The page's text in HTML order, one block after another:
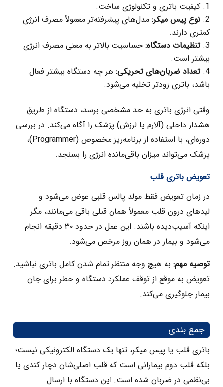
کیفیت باتری و تکنولوژی ساخت.
نوع پیس‌ میکر:مدل‌های پیشرفته‌تر معمولاً مصرف انرژی
کمتری دارند.
تنظیمات دستگاه:حساسیت بالاتر به معنی مصرف انرژی
بیشتر است.
تعداد ضربان‌های تحریکی:هر چه دستگاه بیشتر فعال
باشد، باتری زودتر تخلیه می‌شود.
وقتی انرژی باتری به حد مشخصی برسد، دستگاه از طریق
هشدار داخلی (آلارم یا لرزش) پزشک را آگاه می‌کند. در بررسی
دوره‌ای، با استفاده از برنامه‌ریز مخصوص (Programmer)،
پزشک می‌تواند میزان باقی‌مانده انرژی را بسنجد.
تعویض باتری قلب
در زمان تعویض فقط مولد پالس قلبی عوض می‌شود و
لیدهای درون قلب معمولاً همان قبلی باقی می‌مانند، مگر
اینکه آسیب‌دیده باشند. این عمل در حدود ۳۰ دقیقه انجام
می‌شود و بیمار در همان روز مرخص می‌شود.
توصیه مهم: به‌ هیچ ‌وجه منتظر تمام شدن کامل باتری نباشید.
تعویض به‌ موقع از توقف عملکرد دستگاه و خطر برای جان
بیمار جلوگیری می‌کند.
جمع بندی
باتری قلب یا پیس‌ میکر، تنها یک دستگاه الکترونیکی نیست؛
بلکه قلب دوم بیمارانی است که قلب اصلی‌شان دچار کندی یا
بی‌نظمی در ضربان شده است. این دستگاه با ارسال